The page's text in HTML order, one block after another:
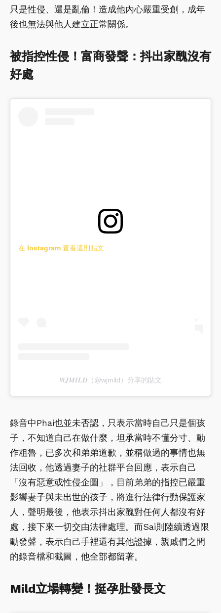
只是性侵、還是亂倫！造成他內心嚴重受創，成年
後也無法與他人建立正常關係。
被指控性侵！富商發聲：抖出家醜沒有
好處
在 Instagram 查看這則貼文
𝑾𝑱𝑴𝑰𝑳𝑫（@wjmild）分享的貼文
錄音中Phai也並未否認，只表示當時自己只是個孩
子，不知道自己在做什麼，坦承當時不懂分寸、動
作粗魯，已多次和弟弟道歉，並稱做過的事情也無
法回收，他透過妻子的社群平台回應，表示自己
「沒有惡意或性侵企圖」，目前弟弟的指控已嚴重
影響妻子與未出世的孩子，將進行法律行動保護家
人，聲明最後，他表示抖出家醜對任何人都沒有好
處，接下來一切交由法律處理。而Sai則陸續透過限
動發聲，表示自己手裡還有其他證據，親戚們之間
的錄音檔和截圖，他全部都留著。
Mild立場轉變！挺孕肚發長文